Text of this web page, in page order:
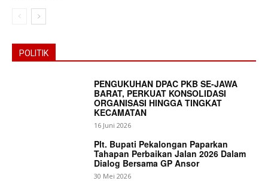
News Week
Magazine PRO
POLITIK
PENGUKUHAN DPAC PKB SE-JAWA
BARAT, PERKUAT KONSOLIDASI
ORGANISASI HINGGA TINGKAT
KECAMATAN
16 Juni 2026
Plt. Bupati Pekalongan Paparkan
Tahapan Perbaikan Jalan 2026 Dalam
Dialog Bersama GP Ansor
30 Mei 2026